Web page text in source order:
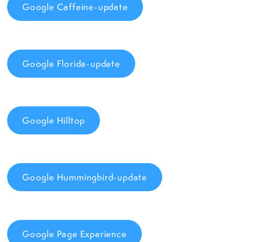
Google Caffeine-update
Google Florida-update
Google Hilltop
Google Hummingbird-update
Google Page Experience